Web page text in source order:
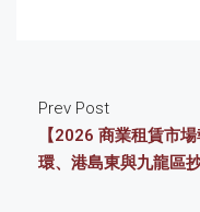
Prev Post
【2026 商業租賃市
環、港島東與九龍區